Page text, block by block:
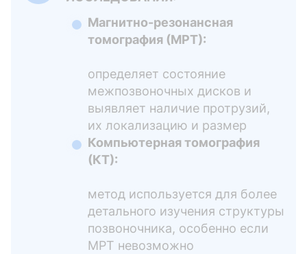
Магнитно-резонансная
томография (МРТ):
определяет состояние
межпозвоночных дисков и
выявляет наличие протрузий,
их локализацию и размер
Компьютерная томография
(КТ):
метод используется для более
детального изучения структуры
позвоночника, особенно если
МРТ невозможно